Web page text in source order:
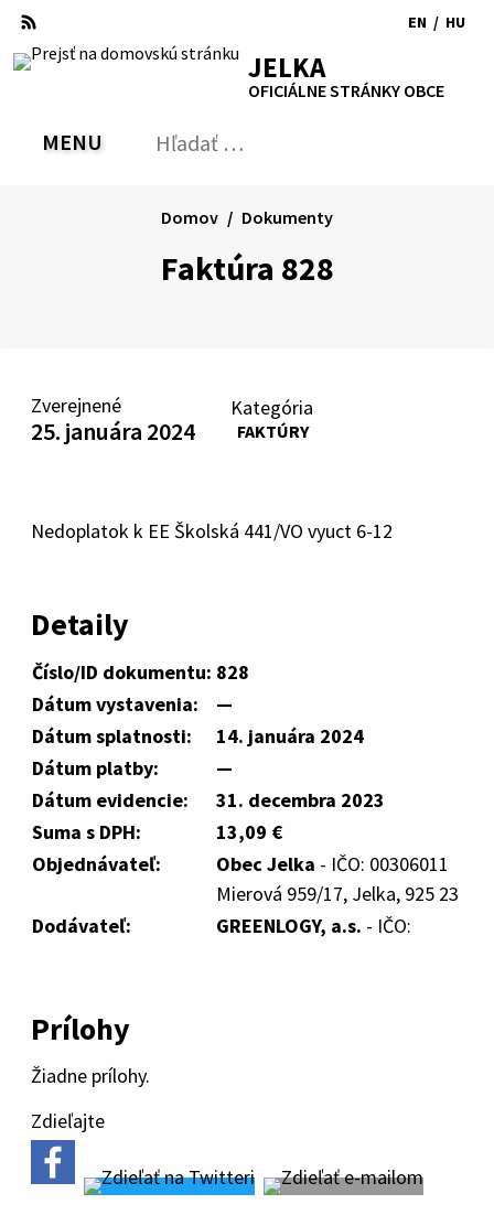
Preskočiť
obsah
RSS MapaTlačiť
Zvýšiť
kontrast
písmapísma
EN
to
/ HU
JELKA
OFICIÁLNE STRÁNKY OBCE
PREPNÚŤ
MENU Hľadať:
Faktúra 828
Domov Dokumenty
Zverejnené
25. januára 2024
Kategória
FAKTÚRY
Nedoplatok k EE Školská 441/VO vyuct 6-12
Detaily
Číslo/ID dokumentu: 828
Dátum vystavenia:
—
Dátum splatnosti:
14. januára 2024
Dátum platby:
—
Dátum evidencie:
31. decembra 2023
Suma s DPH:
13,09 €
Objednávateľ:
Obec Jelka - IČO: 00306011
Mierová 959/17, Jelka, 925 23
Dodávateľ:
GREENLOGY, a.s. - IČO:
Prílohy
Žiadne prílohy.
Zdieľajte